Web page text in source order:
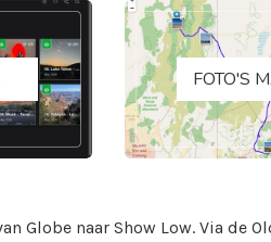
FOTO'S
Globe naar Show Low. Via de